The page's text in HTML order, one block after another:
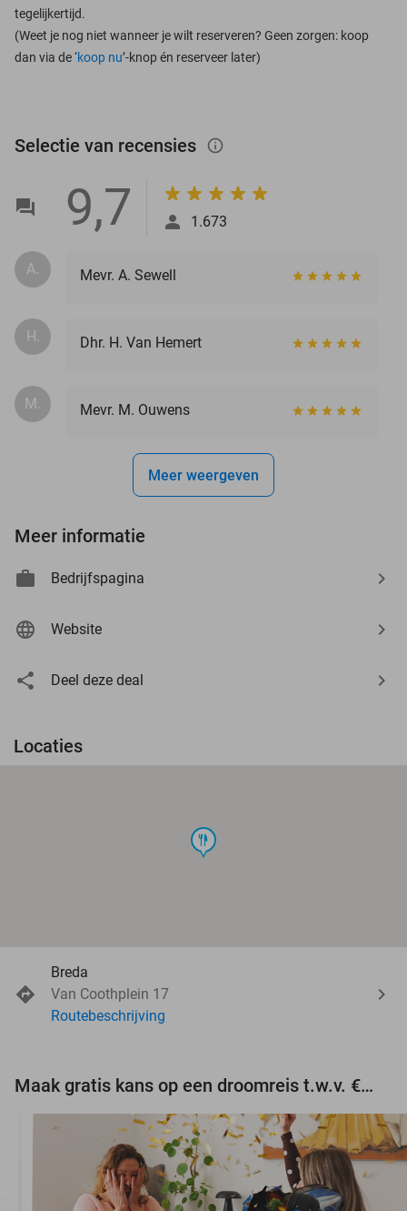
tegelijkertijd.
(Weet je nog niet wanneer je wilt reserveren? Geen zorgen: koop
dan via de ‘koop nu’-knop én reserveer later)
Selectie van recensies info_outlined
9,7 1.673
A. Mevr. A. Sewell
H. Dhr. H. Van Hemert
M. Mevr. M. Ouwens
Meer weergeven
Meer informatie
Bedrijfspagina
Website
Deel deze deal
Locaties
food
Breda
Van Coothplein 17
Routebeschrijving
Maak gratis kans op een droomreis t.w.v. €3.000!